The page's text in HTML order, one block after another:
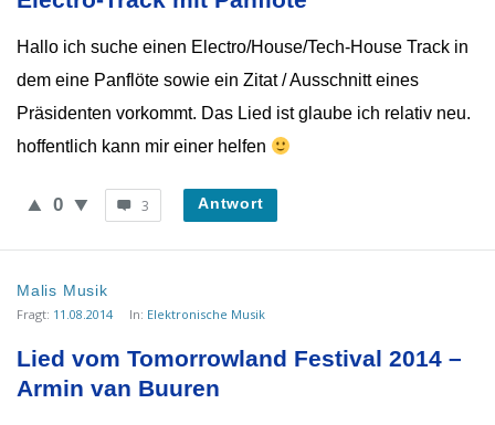
Hallo ich suche einen Electro/House/Tech-House Track in
dem eine Panflöte sowie ein Zitat / Ausschnitt eines
Präsidenten vorkommt. Das Lied ist glaube ich relativ neu.
hoffentlich kann mir einer helfen
0 3 Antwort
Malis Musik
Fragt: 11.08.2014 In: Elektronische Musik
Lied vom Tomorrowland Festival 2014 –
Armin van Buuren